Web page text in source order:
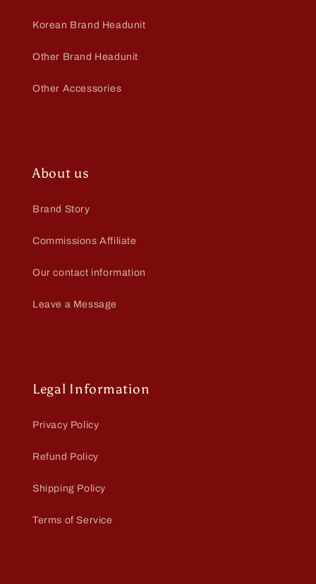
Korean Brand Headunit
Other Brand Headunit
Other Accessories
About us
Brand Story
Commissions Affiliate
Our contact information
Leave a Message
Legal Information
Privacy Policy
Refund Policy
Shipping Policy
Terms of Service